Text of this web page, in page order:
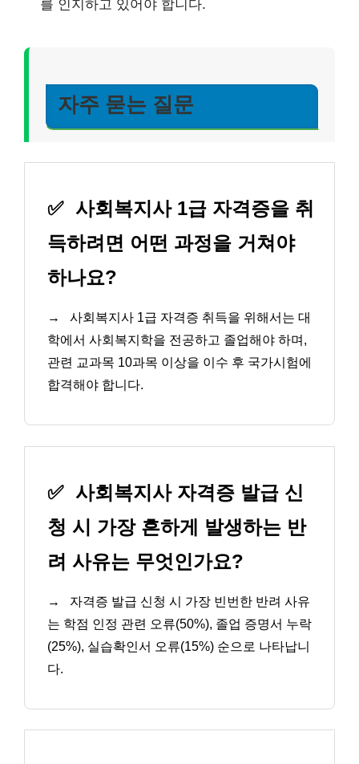
를 인지하고 있어야 합니다.
자주 묻는 질문
✅ 사회복지사 1급 자격증을 취
득하려면 어떤 과정을 거쳐야
하나요?
→
사회복지사 1급 자격증 취득을 위해서는 대
학에서 사회복지학을 전공하고 졸업해야 하며,
관련 교과목 10과목 이상을 이수 후 국가시험에
합격해야 합니다.
✅ 사회복지사 자격증 발급 신
청 시 가장 흔하게 발생하는 반
려 사유는 무엇인가요?
→
자격증 발급 신청 시 가장 빈번한 반려 사유
는 학점 인정 관련 오류(50%), 졸업 증명서 누락
(25%), 실습확인서 오류(15%) 순으로 나타납니
다.